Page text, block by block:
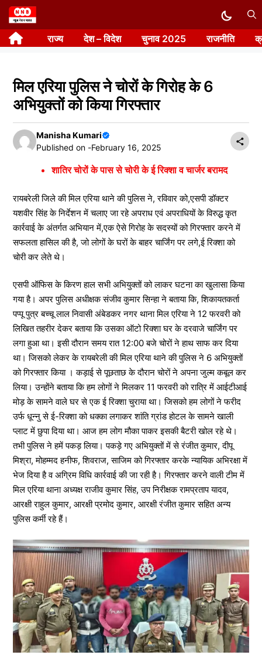
Skip
to
content राज्य देश – विदेश चुनाव 2025 राजनीति
मिल एरिया पुलिस ने चोरों के गिरोह के 6
अभियुक्तों को किया गिरफ्तार
Manisha Kumari
Published on -February 16, 2025
शातिर चोरों के पास से चोरी के ई रिक्शा व चार्जर बरामद
रायबरेली जिले की मिल एरिया थाने की पुलिस ने, रविवार को,एसपी डॉक्टर
यशवीर सिंह के निर्देशन में चलाए जा रहे अपराध एवं अपराधियों के विरुद्ध कृत
कार्रवाई के अंतर्गत अभियान में,एक ऐसे गिरोह के सदस्यों को गिरफ्तार करने में
सफलता हासिल की है, जो लोगों के घरों के बाहर चार्जिंग पर लगे,ई रिक्शा को
चोरी कर लेते थे।
एसपी ऑफिस के किरण हाल सभी अभियुक्तों को लाकर घटना का खुलासा किया
गया है। अपर पुलिस अधीक्षक संजीव कुमार सिन्हा ने बताया कि, शिकायतकर्ता
पप्पू पुत्र बच्चू लाल निवासी अंबेडकर नगर थाना मिल एरिया ने 12 फरवरी को
लिखित तहरीर देकर बताया कि उसका ऑटो रिक्शा घर के दरवाजे चार्जिंग पर
लगा हुआ था। इसी दौरान समय रात 12:00 बजे चोरों ने हाथ साफ कर दिया
था। जिसको लेकर के रायबरेली की मिल एरिया थाने की पुलिस ने 6 अभियुक्तों
को गिरफ्तार किया । कड़ाई से पूछताछ के दौरान चोरों ने अपना जुल्म कबूल कर
लिया। उन्होंने बताया कि हम लोगों ने मिलकर 11 फरवरी को रात्रि में आईटीआई
मोड़ के सामने वाले घर से एक ई रिक्शा चुराया था। जिसको हम लोगों ने फरीद
उर्फ धून्नु से ई-रिक्शा को धक्का लगाकर शांति ग्रांड होटल के सामने खाली
प्लाट में छुपा दिया था। आज हम लोग मौका पाकर इसकी बैटरी खोल रहे थे।
तभी पुलिस ने हमें पकड़ लिया। पकड़े गए अभियुक्तों में से रंजीत कुमार, दीपू
मिश्रा, मोहम्मद हनीफ, शिवराज, साजिम को गिरफ्तार करके न्यायिक अभिरक्षा में
भेज दिया है व अग्रिम विधि कार्रवाई की जा रही है। गिरफ्तार करने वाली टीम में
मिल एरिया थाना अध्यक्ष राजीव कुमार सिंह, उप निरीक्षक रामप्रताप यादव,
आरक्षी राहुल कुमार, आरक्षी प्रमोद कुमार, आरक्षी रंजीत कुमार सहित अन्य
पुलिस कर्मी रहे हैं।